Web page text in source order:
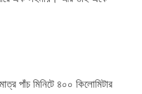
পাঁচ মিনিটে ৪০০ কিলোমিটার